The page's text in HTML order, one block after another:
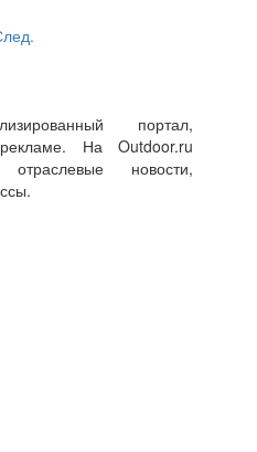
портал,
На Outdoor.ru
отраслевые новости,